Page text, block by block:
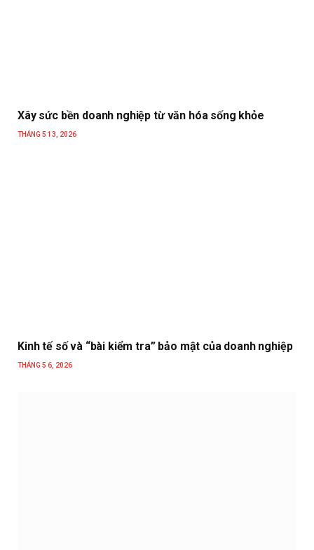
Xây sức bền doanh nghiệp từ văn hóa sống khỏe
THÁNG 5 13, 2026
Kinh tế số và “bài kiểm tra” bảo mật của doanh nghiệp
THÁNG 5 6, 2026